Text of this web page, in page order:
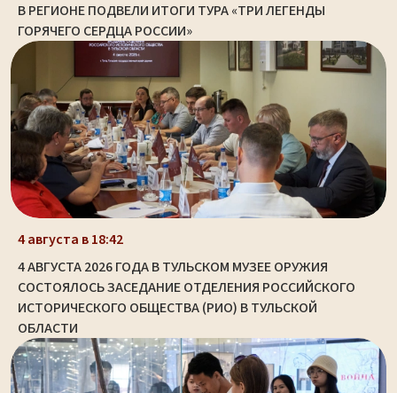
В РЕГИОНЕ ПОДВЕЛИ ИТОГИ ТУРА «ТРИ ЛЕГЕНДЫ
ГОРЯЧЕГО СЕРДЦА РОССИИ»
4 августа в 18:42
4 АВГУСТА 2026 ГОДА В ТУЛЬСКОМ МУЗЕЕ ОРУЖИЯ
СОСТОЯЛОСЬ ЗАСЕДАНИЕ ОТДЕЛЕНИЯ РОССИЙСКОГО
ИСТОРИЧЕСКОГО ОБЩЕСТВА (РИО) В ТУЛЬСКОЙ
ОБЛАСТИ